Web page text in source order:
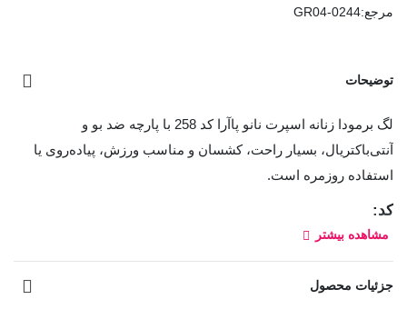
مرجع:GR04-0244
توضیحات
لگ برمودا زنانه اسپرت نانو پاآرا کد 258 با پارچه ضد بو و
آنتی‌باکتریال، بسیار راحت، کشسان و مناسب ورزش، پیاده‌روی یا
استفاده روزمره است.
کد:
258
مشاهده بیشتر
جزئیات محصول